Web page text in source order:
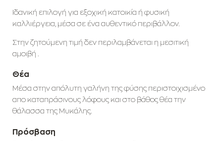
Ιδανική επιλογή για εξοχική κατοικία ή φυσική
καλλιέργεια, μέσα σε ένα αυθεντικό περιβάλλον.
Στην ζητούμενη τιμή δεν περιλαμβάνεται η μεσιτική
αμοιβή .
Θέα
Μέσα στην απόλυτη γαλήνη της φύσης περιστοιχισμένο
απο καταπράσινους λόφους και στο βάθος θέα την
θάλασσα της Μυκάλης.
Πρόσβαση